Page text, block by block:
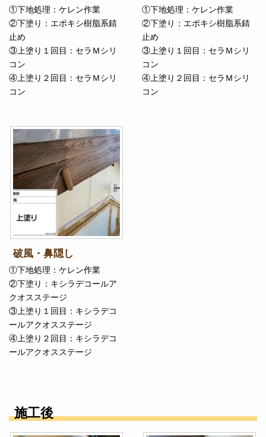
①下地処理：ケレン作業
②下塗り：エポキシ樹脂系錆
止め
③上塗り１回目：セラＭシリ
コン
④上塗り２回目：セラＭシリ
コン
①下地処理：ケレン作業
②下塗り：エポキシ樹脂系錆
止め
③上塗り１回目：セラＭシリ
コン
④上塗り２回目：セラＭシリ
コン
破風・鼻隠し
①下地処理：ケレン作業
②下塗り：キシラデコールア
クオスステージ
③上塗り１回目：キシラデコ
ールアクオスステージ
④上塗り２回目：キシラデコ
ールアクオスステージ
施工後